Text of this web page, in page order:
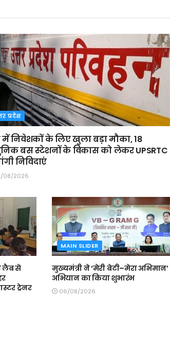
प्रदेश
में निवेशकों के लिए खुला बड़ा मौका, 18
बस स्टेशनों के विकास को लेकर UPSRTC
निविदाएं
08/2026
लैब से
ट्रेनर
MAIN SLIDER
मुख्यमंत्री ने ‘मेरी बेटी–मेरा अभिमान’
अभियान का किया शुभारंभ
06/08/2026